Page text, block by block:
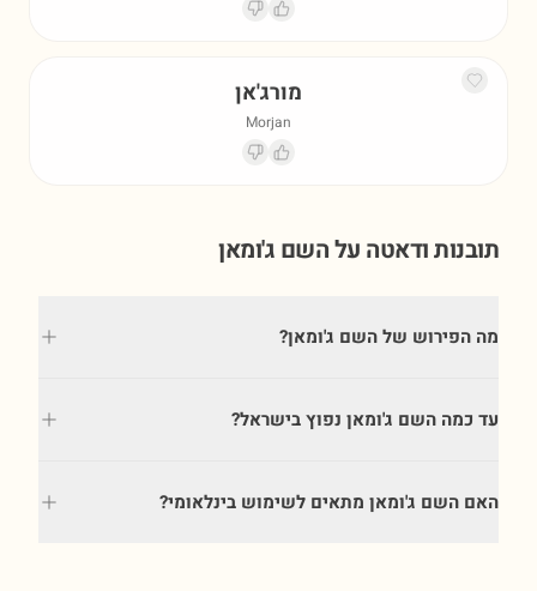
מורג'אן
Morjan
תובנות ודאטה על השם ג'ומאן
מה הפירוש של השם ג'ומאן?
עד כמה השם ג'ומאן נפוץ בישראל?
האם השם ג'ומאן מתאים לשימוש בינלאומי?